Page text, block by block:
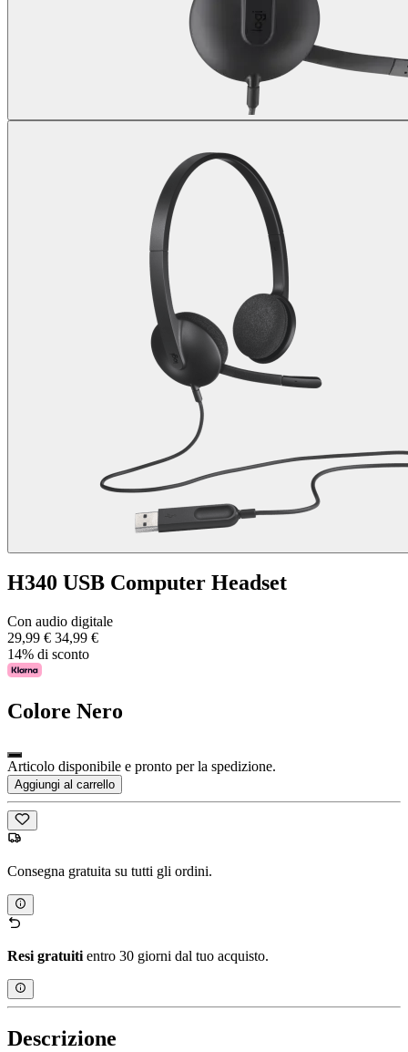
H340 USB Computer Headset
Con audio digitale
29,99 € 34,99 €
14% di sconto
Colore Nero
Articolo disponibile e pronto per la spedizione.
Aggiungi al carrello
Consegna gratuita su tutti gli ordini.
Resi gratuiti entro 30 giorni dal tuo acquisto.
Descrizione